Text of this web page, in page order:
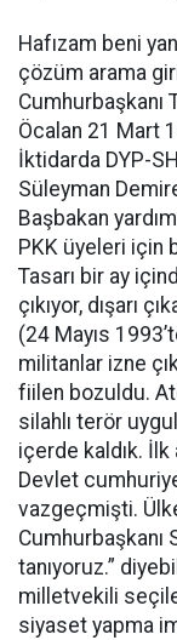
Hafızam beni
çözüm arama
Cumhurbaşkanı
Öcalan 21 Mart
İktidarda DYP-
Süleyman
Başbakan
PKK üyeleri için
Tasarı bir ay
çıkıyor, dışarı
(24 Mayıs
militanlar izne
fiilen bozuldu.
silahlı terör
içerde kaldık. İlk
Devlet
vazgeçmişti.
Cumhurbaşkanı
tanıyoruz.”
milletvekili
siyaset yapma